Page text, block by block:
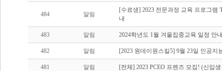
484 알림
[수료생] 2023 전문과정 교육 프로그램
내
483 알림 2024학년도 1월 겨울집중교육 일정 안
482 알림 [2023 원데이원스킬5] 9월 23일 인공지
481 알림 [전체] 2023 PCEO 프렌즈 모집! (신입